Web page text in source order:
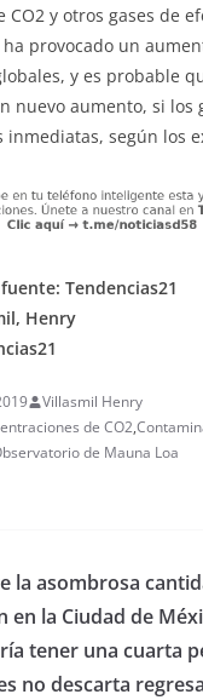
CO2 y otros gases de
provocado un
y es probable
nuevo aumento, si los
inmediatas, según los
Tendencias21
Henry
Villasmil Henry
de CO2,
de Mauna Loa
la asombrosa
en la Ciudad de
tener una cuarta
no descarta